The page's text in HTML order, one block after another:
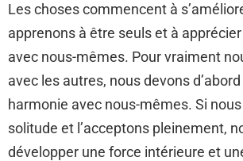
Les choses commencent à
apprenons à être seuls et à
avec nous-mêmes. Pour vraiment
avec les autres, nous devons
harmonie avec nous-mêmes. Si
solitude et l’acceptons pleinement,
développer une force intérieure et